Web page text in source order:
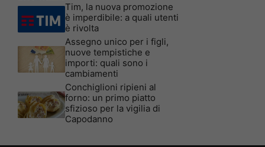
Tim, la nuova promozione
è imperdibile: a quali utenti
è rivolta
Assegno unico per i figli,
nuove tempistiche e
importi: quali sono i
cambiamenti
Conchiglioni ripieni al
forno: un primo piatto
sfizioso per la vigilia di
Capodanno